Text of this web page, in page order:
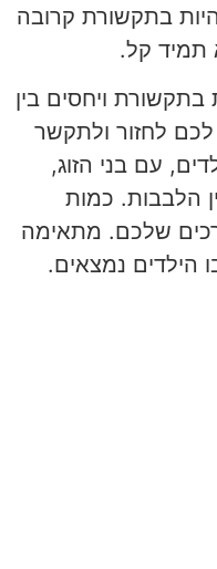
בתקשורת קרובה
קל.
ויחסים בין
לחזור ולתקשר
עם בני הזוג,
כמות
שלכם. מתאימה
נמצאים.